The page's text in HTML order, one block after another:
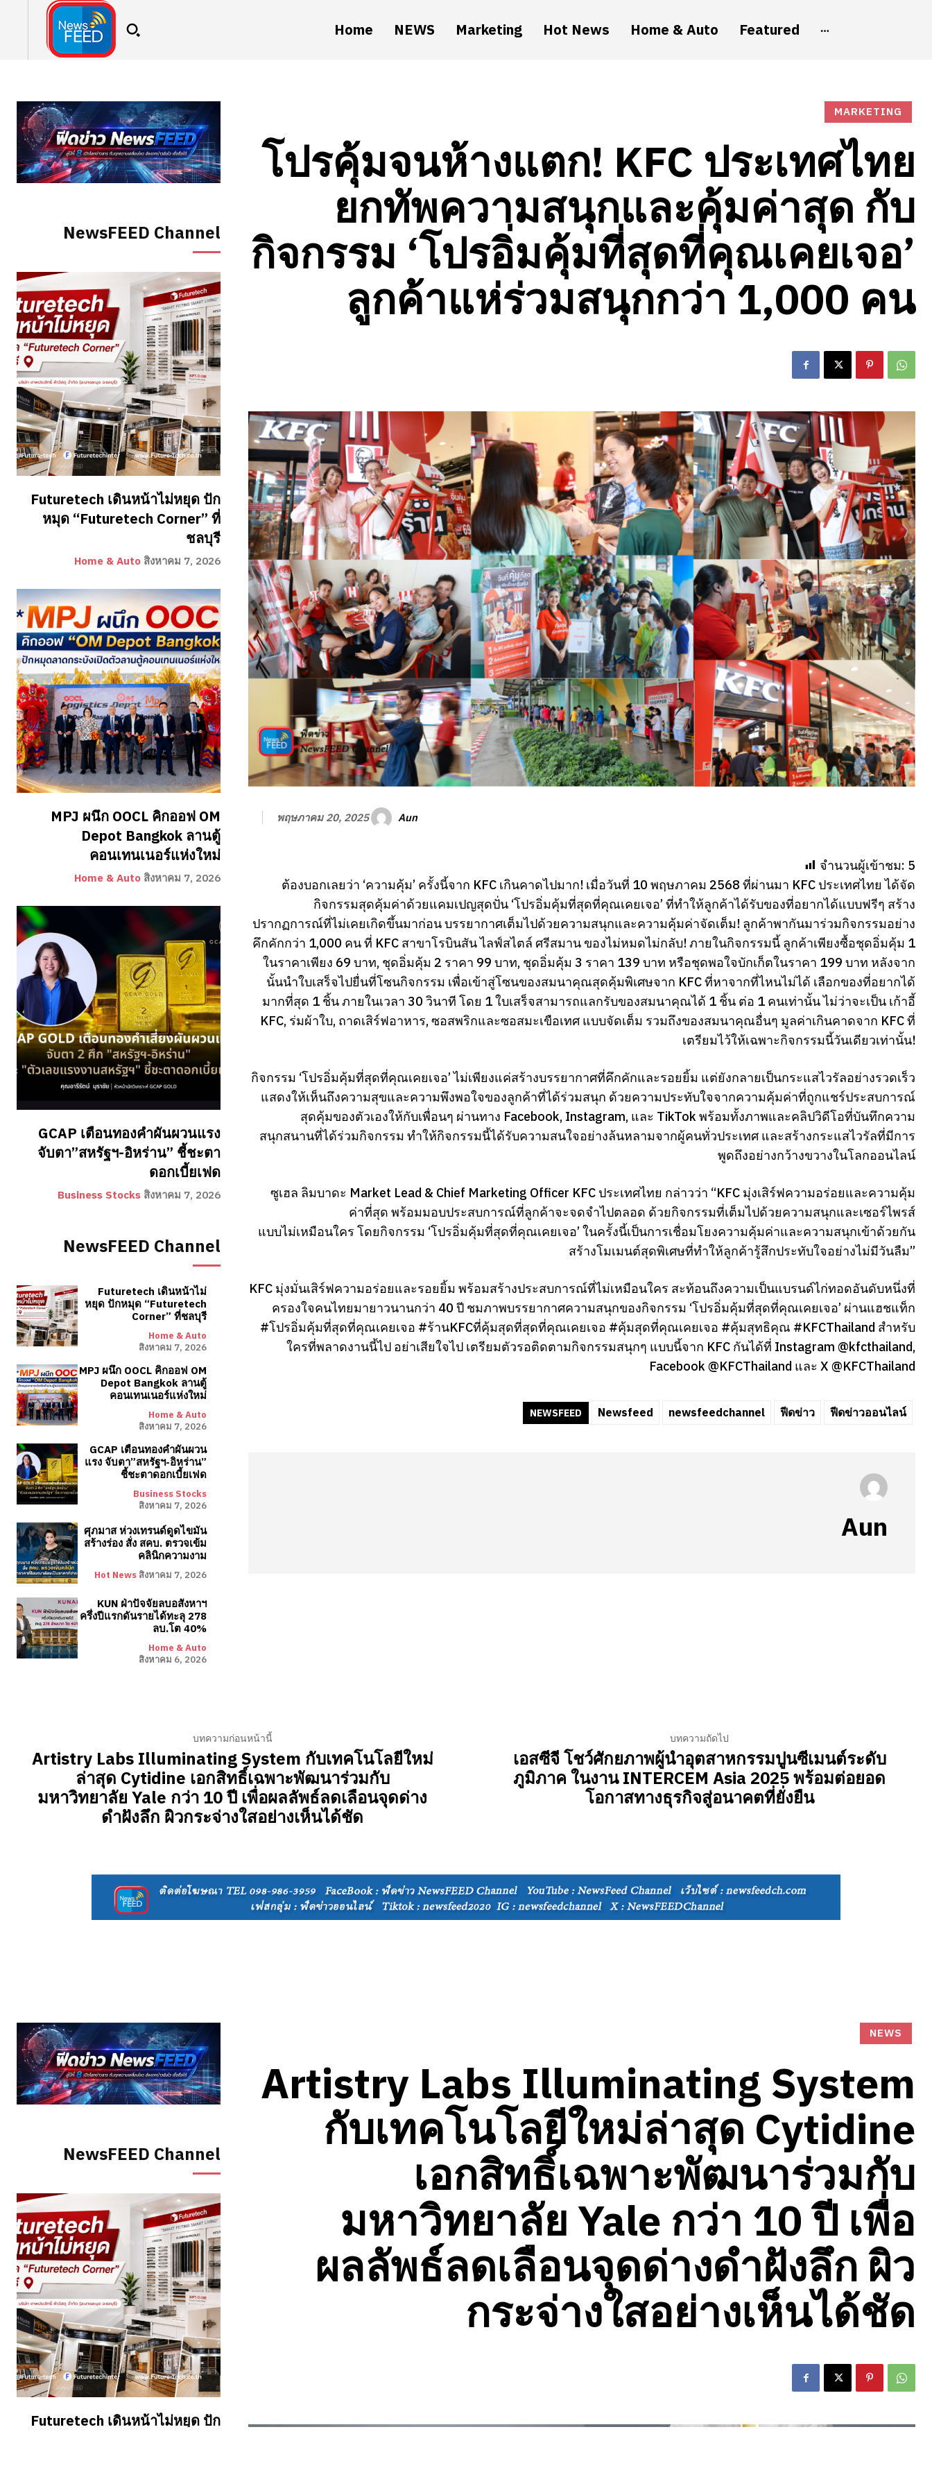
Home NEWS Marketing Hot News Home & Auto Featured
NewsFEED Channel
Futuretech เดินหน้าไม่หยุด ปัก
หมุด “Futuretech Corner” ที่
ชลบุรี
Home & Auto สิงหาคม 7, 2026
MPJ ผนึก OOCL คิกออฟ OM
Depot Bangkok ลานตู้
คอนเทนเนอร์แห่งใหม่
Home & Auto สิงหาคม 7, 2026
GCAP เตือนทองคำผันผวนแรง
จับตา”สหรัฐฯ-อิหร่าน” ชี้ชะตา
ดอกเบี้ยเฟด
Business Stocks สิงหาคม 7, 2026
NewsFEED Channel
Futuretech เดินหน้าไม่
หยุด ปักหมุด “Futuretech
Corner” ที่ชลบุรี
Home & Auto
สิงหาคม 7, 2026
MPJ ผนึก OOCL คิกออฟ OM
Depot Bangkok ลานตู้
คอนเทนเนอร์แห่งใหม่
Home & Auto
สิงหาคม 7, 2026
GCAP เตือนทองคำผันผวน
แรง จับตา”สหรัฐฯ-อิหร่าน”
ชี้ชะตาดอกเบี้ยเฟด
Business Stocks
สิงหาคม 7, 2026
ศุภมาส ห่วงเทรนด์ดูดไขมัน
สร้างร่อง สั่ง สคบ. ตรวจเข้ม
คลินิกความงาม
Hot News สิงหาคม 7, 2026
KUN ฝ่าปัจจัยลบอสังหาฯ
ครึ่งปีแรกดันรายได้ทะลุ 278
ลบ.โต 40%
Home & Auto
สิงหาคม 6, 2026
MARKETING
โปรคุ้มจนห้างแตก! KFC ประเทศไทย
ยกทัพความสนุกและคุ้มค่าสุด กับ
กิจกรรม ‘โปรอิ่มคุ้มที่สุดที่คุณเคยเจอ’
ลูกค้าแห่ร่วมสนุกกว่า 1,000 คน
พฤษภาคม 20, 2025 Aun
จำนวนผู้เข้าชม: 5
ต้องบอกเลยว่า ‘ความคุ้ม’ ครั้งนี้จาก KFC เกินคาดไปมาก! เมื่อวันที่ 10 พฤษภาคม 2568 ที่ผ่านมา KFC ประเทศไทย ได้จัด
กิจกรรมสุดคุ้มค่าด้วยแคมเปญสุดปั่น ‘โปรอิ่มคุ้มที่สุดที่คุณเคยเจอ’ ที่ทำให้ลูกค้าได้รับของที่อยากได้แบบฟรีๆ สร้าง
ปรากฏการณ์ที่ไม่เคยเกิดขึ้นมาก่อน บรรยากาศเต็มไปด้วยความสนุกและความคุ้มค่าจัดเต็ม! ลูกค้าพากันมาร่วมกิจกรรมอย่าง
คึกคักกว่า 1,000 คน ที่ KFC สาขาโรบินสัน ไลฟ์สไตล์ ศรีสมาน ของไม่หมดไม่กลับ! ภายในกิจกรรมนี้ ลูกค้าเพียงซื้อชุดอิ่มคุ้ม 1
ในราคาเพียง 69 บาท, ชุดอิ่มคุ้ม 2 ราคา 99 บาท, ชุดอิ่มคุ้ม 3 ราคา 139 บาท หรือชุดพอใจบักเก็ตในราคา 199 บาท หลังจาก
นั้นนำใบเสร็จไปยื่นที่โซนกิจกรรม เพื่อเข้าสู่โซนของสมนาคุณสุดคุ้มพิเศษจาก KFC ที่หาจากที่ไหนไม่ได้ เลือกของที่อยากได้
มากที่สุด 1 ชิ้น ภายในเวลา 30 วินาที โดย 1 ใบเสร็จสามารถแลกรับของสมนาคุณได้ 1 ชิ้น ต่อ 1 คนเท่านั้น ไม่ว่าจะเป็น เก้าอี้
KFC, ร่มผ้าใบ, ถาดเสิร์ฟอาหาร, ซอสพริกและซอสมะเขือเทศ แบบจัดเต็ม รวมถึงของสมนาคุณอื่นๆ มูลค่าเกินคาดจาก KFC ที่
เตรียมไว้ให้เฉพาะกิจกรรมนี้วันเดียวเท่านั้น!
กิจกรรม ‘โปรอิ่มคุ้มที่สุดที่คุณเคยเจอ’ ไม่เพียงแค่สร้างบรรยากาศที่คึกคักและรอยยิ้ม แต่ยังกลายเป็นกระแสไวรัลอย่างรวดเร็ว
แสดงให้เห็นถึงความสุขและความพึงพอใจของลูกค้าที่ได้ร่วมสนุก ด้วยความประทับใจจากความคุ้มค่าที่ถูกแชร์ประสบการณ์
สุดคุ้มของตัวเองให้กับเพื่อนๆ ผ่านทาง Facebook, Instagram, และ TikTok พร้อมทั้งภาพและคลิปวิดีโอที่บันทึกความ
สนุกสนานที่ได้ร่วมกิจกรรม ทำให้กิจกรรมนี้ได้รับความสนใจอย่างล้นหลามจากผู้คนทั่วประเทศ และสร้างกระแสไวรัลที่มีการ
พูดถึงอย่างกว้างขวางในโลกออนไลน์
ซูเฮล ลิมบาดะ Market Lead & Chief Marketing Officer KFC ประเทศไทย กล่าวว่า “KFC มุ่งเสิร์ฟความอร่อยและความคุ้ม
ค่าที่สุด พร้อมมอบประสบการณ์ที่ลูกค้าจะจดจำไปตลอด ด้วยกิจกรรมที่เต็มไปด้วยความสนุกและเซอร์ไพรส์
แบบไม่เหมือนใคร โดยกิจกรรม ‘โปรอิ่มคุ้มที่สุดที่คุณเคยเจอ’ ในครั้งนี้เป็นการเชื่อมโยงความคุ้มค่าและความสนุกเข้าด้วยกัน
สร้างโมเมนต์สุดพิเศษที่ทำให้ลูกค้ารู้สึกประทับใจอย่างไม่มีวันลืม”
KFC มุ่งมั่นเสิร์ฟความอร่อยและรอยยิ้ม พร้อมสร้างประสบการณ์ที่ไม่เหมือนใคร สะท้อนถึงความเป็นแบรนด์ไก่ทอดอันดับหนึ่งที่
ครองใจคนไทยมายาวนานกว่า 40 ปี ชมภาพบรรยากาศความสนุกของกิจกรรม ‘โปรอิ่มคุ้มที่สุดที่คุณเคยเจอ’ ผ่านแฮชแท็ก
#โปรอิ่มคุ้มที่สุดที่คุณเคยเจอ #ร้านKFCที่คุ้มสุดที่สุดที่คุณเคยเจอ #คุ้มสุดที่คุณเคยเจอ #คุ้มสุทธิคุณ #KFCThailand สำหรับ
ใครที่พลาดงานนี้ไป อย่าเสียใจไป เตรียมตัวรอติดตามกิจกรรมสนุกๆ แบบนี้จาก KFC กันได้ที่ Instagram @kfcthailand,
Facebook @KFCThailand และ X @KFCThailand
NEWSFEED Newsfeed newsfeedchannel ฟีดข่าว ฟีดข่าวออนไลน์
Aun
บทความก่อนหน้านี้
Artistry Labs Illuminating System กับเทคโนโลยีใหม่
ล่าสุด Cytidine เอกสิทธิ์เฉพาะพัฒนาร่วมกับ
มหาวิทยาลัย Yale กว่า 10 ปี เพื่อผลลัพธ์ลดเลือนจุดด่าง
ดำฝังลึก ผิวกระจ่างใสอย่างเห็นได้ชัด
บทความถัดไป
เอสซีจี โชว์ศักยภาพผู้นำอุตสาหกรรมปูนซีเมนต์ระดับ
ภูมิภาค ในงาน INTERCEM Asia 2025 พร้อมต่อยอด
โอกาสทางธุรกิจสู่อนาคตที่ยั่งยืน